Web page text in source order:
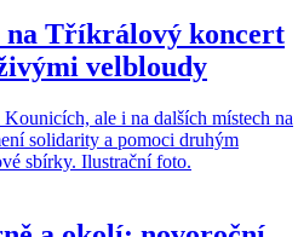
na Tříkrálový koncert
velbloudy